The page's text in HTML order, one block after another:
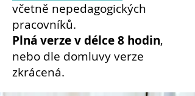
včetně nepedagogických
pracovníků.
Plná verze v délce 8 hodin,
nebo dle domluvy verze
zkrácená.